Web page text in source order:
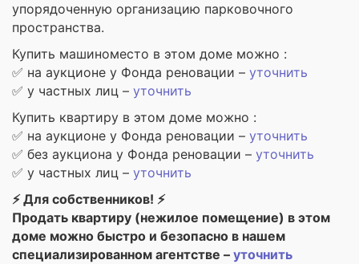
упорядоченную организацию парковочного
пространства.
Купить машиноместо в этом доме можно :
✅ на аукционе у Фонда реновации – уточнить
✅ у частных лиц – уточнить
Купить квартиру в этом доме можно :
✅ на аукционе у Фонда реновации – уточнить
✅ без аукциона у Фонда реновации – уточнить
✅ у частных лиц – уточнить
⚡ Для собственников! ⚡
Продать квартиру (нежилое помещение) в этом
доме можно быстро и безопасно в нашем
специализированном агентстве – уточнить